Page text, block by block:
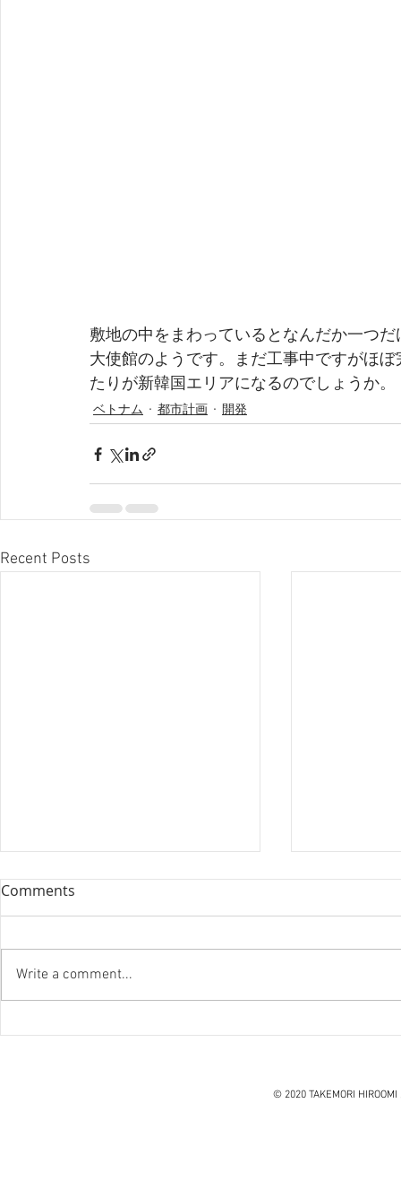
敷地の中をまわっているとなんだか一つ
大使館のようです。まだ工事中ですがほ
たりが新韓国エリアになるのでしょうか。
ベトナム 都市計画 開発
Recent Posts
ハノイ読書会『レオナルド・
『笑う住宅
Comments
Write a comment...
© 2020 TAKEMORI